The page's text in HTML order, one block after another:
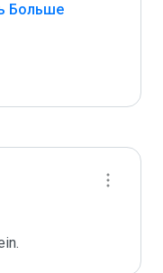
Больше